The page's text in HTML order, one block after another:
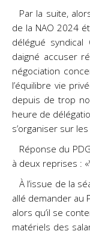
Par la suite,
de la NAO 2024
délégué syndical
daigné accuser
négociation
l’équilibre vie
depuis de trop
heure de
s’organiser sur
Réponse du
à deux reprises :
À l’issue de la
allé demander au
alors qu’il se
matériels des